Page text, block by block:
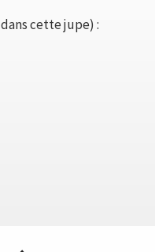
cette jupe) :